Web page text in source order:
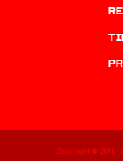
Copyright © 2011 -